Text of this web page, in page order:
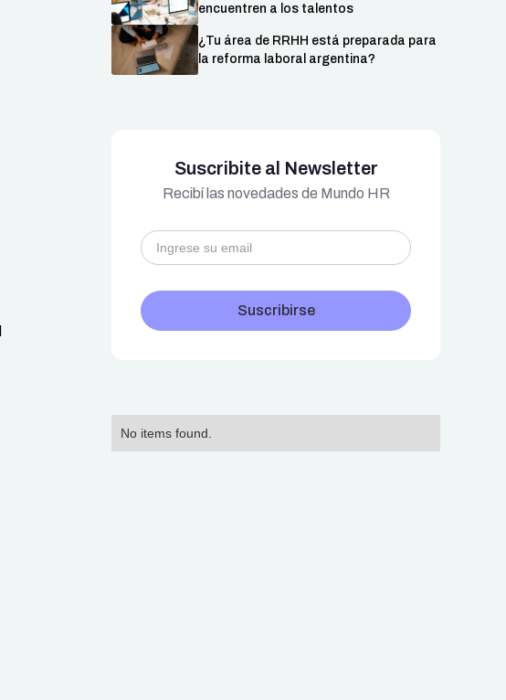
encuentren a los talentos
¿Tu área de RRHH está preparada para
la reforma laboral argentina?
Suscribite al Newsletter
Recibí las novedades de Mundo HR
No items found.